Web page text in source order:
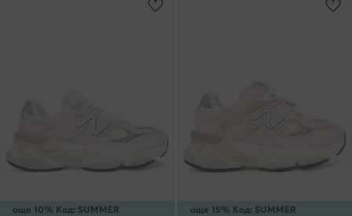
още 10% Код: SUMMER още 15% Код: SUMMER